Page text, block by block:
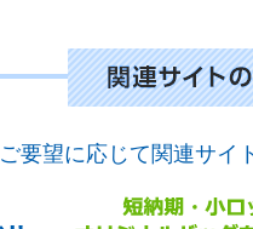
ご要望に応じて関連サイ